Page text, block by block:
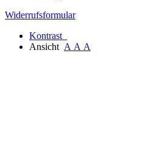
Widerrufsformular
Kontrast
Ansicht A A A